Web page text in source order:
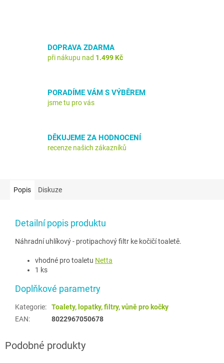
DOPRAVA ZDARMA
při nákupu nad 1.499 Kč
PORADÍME VÁM S VÝBĚREM
jsme tu pro vás
DĚKUJEME ZA HODNOCENÍ
recenze našich zákazníků
Popis Diskuze
Detailní popis produktu
Náhradní uhlíkový - protipachový filtr ke kočičí toaletě.
vhodné pro toaletu Netta
1 ks
Doplňkové parametry
Kategorie:
Toalety, lopatky, filtry, vůně pro kočky
EAN: 8022967050678